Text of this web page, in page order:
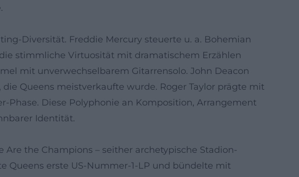
Diversität. Freddie Mercury steuerte u. a. Bohemian
stimmliche Virtuosität mit dramatischem Erzählen
mit unverwechselbarem Gitarrensolo. John Deacon
Queens meistverkaufte wurde. Roger Taylor prägte mit
Phase. Diese Polyphonie an Komposition, Arrangement
Identität.
Are the Champions – seither archetypische Stadion-
Queens erste US-Nummer-1-LP und bündelte mit